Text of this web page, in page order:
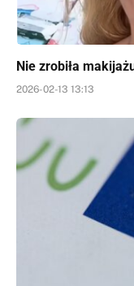
Nie zrobiła
2026-02-13 13:13